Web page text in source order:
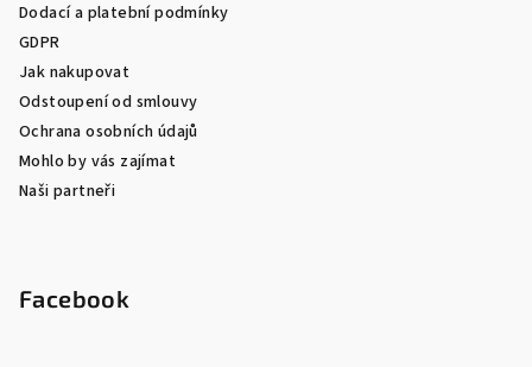
Dodací a platební podmínky
GDPR
Jak nakupovat
Odstoupení od smlouvy
Ochrana osobních údajů
Mohlo by vás zajímat
Naši partneři
Facebook